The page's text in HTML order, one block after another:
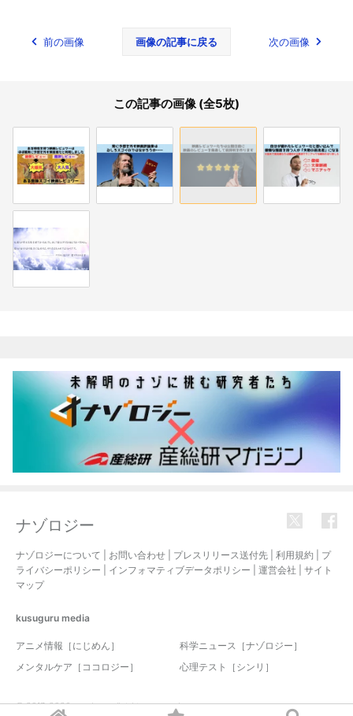
前の画像 画像の記事に戻る 次の画像
この記事の画像 (全5枚)
ナゾロジー
ナゾロジーについて お問い合わせ プレスリリース送付先 利用規約
プ
ライバシーポリシー
インフォマティブデータポリシー 運営会社
サイト
マップ
kusuguru media
アニメ情報［にじめん］
科学ニュース［ナゾロジー］
メンタルケア［ココロジー］
心理テスト［シンリ］
© 2017-2026 nazology. all rights reserved.